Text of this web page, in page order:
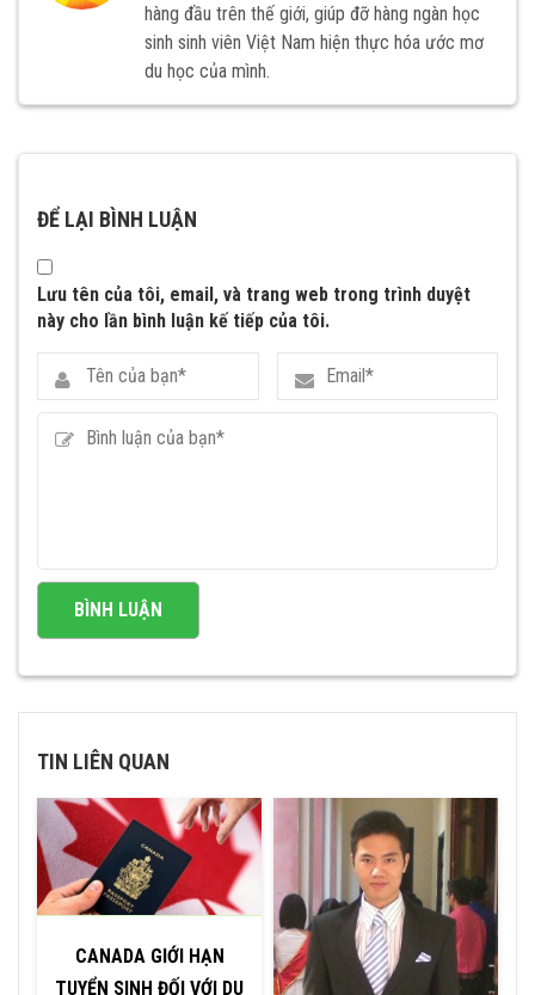
hàng đầu trên thế giới, giúp đỡ hàng ngàn học
sinh sinh viên Việt Nam hiện thực hóa ước mơ
du học của mình.
ĐỂ LẠI BÌNH LUẬN
Lưu tên của tôi, email, và trang web trong trình duyệt
này cho lần bình luận kế tiếp của tôi.
TIN LIÊN QUAN
CANADA GIỚI HẠN
TUYỂN SINH ĐỐI VỚI DU